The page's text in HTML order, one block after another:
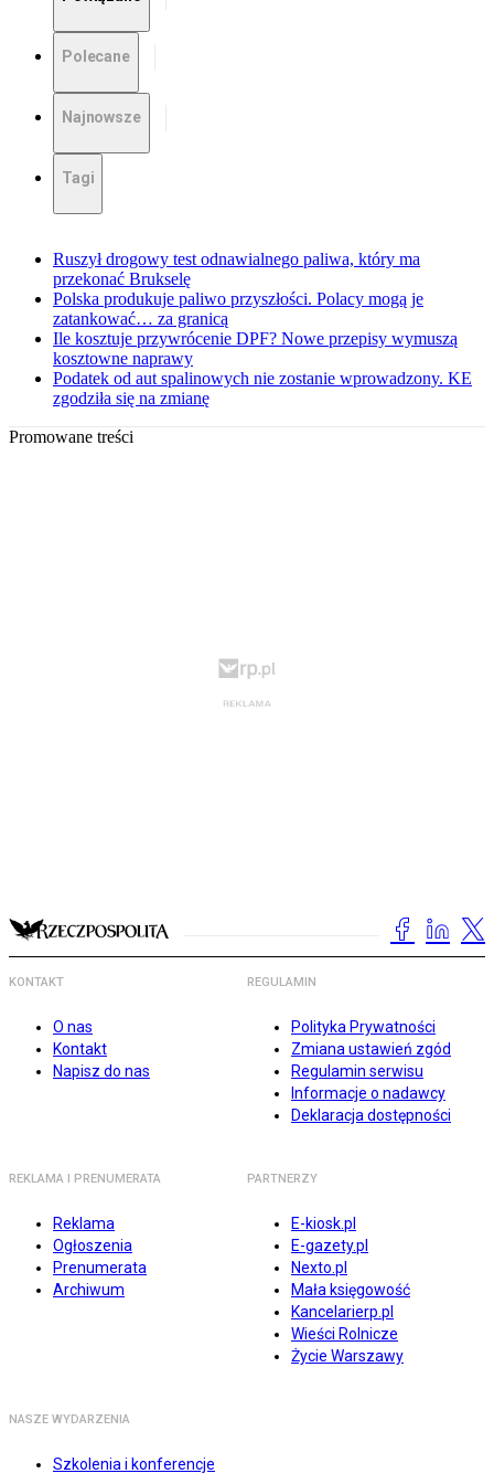
Polecane
Najnowsze
Tagi
Ruszył drogowy test odnawialnego paliwa, który ma
przekonać Brukselę
Polska produkuje paliwo przyszłości. Polacy mogą je
zatankować… za granicą
Ile kosztuje przywrócenie DPF? Nowe przepisy wymuszą
kosztowne naprawy
Podatek od aut spalinowych nie zostanie wprowadzony. KE
zgodziła się na zmianę
Promowane treści
KONTAKT
O nas
Kontakt
Napisz do nas
REGULAMIN
Polityka Prywatności
Zmiana ustawień zgód
Regulamin serwisu
Informacje o nadawcy
Deklaracja dostępności
REKLAMA I PRENUMERATA
Reklama
Ogłoszenia
Prenumerata
Archiwum
PARTNERZY
E-kiosk.pl
E-gazety.pl
Nexto.pl
Mała księgowość
Kancelarierp.pl
Wieści Rolnicze
Życie Warszawy
NASZE WYDARZENIA
Szkolenia i konferencje